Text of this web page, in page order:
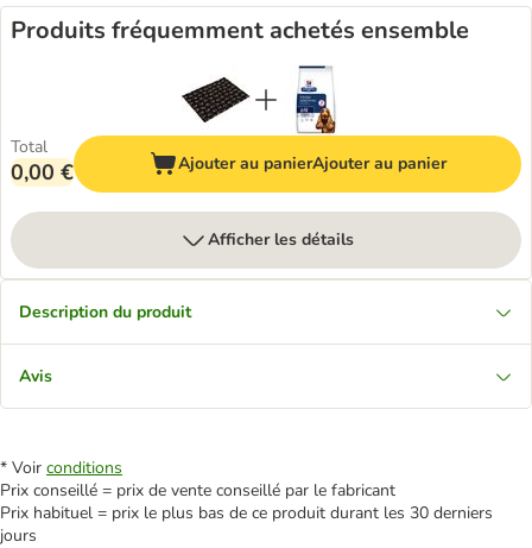
Produits fréquemment achetés ensemble
Total
0,00 € Ajouter au panierAjouter au panier
Afficher les détails
Description du produit
Avis
* Voir conditions
Prix conseillé = prix de vente conseillé par le fabricant
Prix habituel = prix le plus bas de ce produit durant les 30 derniers
jours